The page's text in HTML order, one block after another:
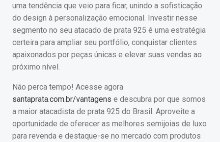
uma tendência que veio para ficar, unindo a sofisticação
do design à personalização emocional. Investir nesse
segmento no seu atacado de prata 925 é uma estratégia
certeira para ampliar seu portfólio, conquistar clientes
apaixonados por peças únicas e elevar suas vendas ao
próximo nível.
Não perca tempo! Acesse agora
santaprata.com.br/vantagens e descubra por que somos
a maior atacadista de prata 925 do Brasil. Aproveite a
oportunidade de oferecer as melhores semijoias de luxo
para revenda e destaque-se no mercado com produtos